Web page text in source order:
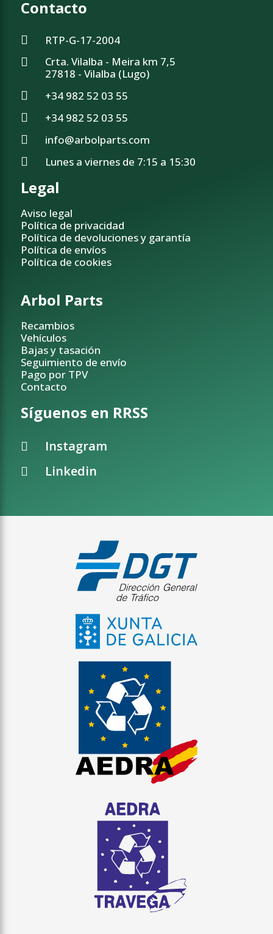
Contacto
RTP-G-17-2004
Crta. Vilalba - Meira km 7,5
27818 - Vilalba (Lugo)
+34 982 52 03 55
+34 982 52 03 55
info@arbolparts.com
Lunes a viernes de 7:15 a 15:30
Legal
Aviso legal
Política de privacidad
Política de devoluciones y garantía
Política de envíos
Política de cookies
Arbol Parts
Recambios
Vehículos
Bajas y tasación
Seguimiento de envío
Pago por TPV
Contacto
Síguenos en RRSS
Instagram
Linkedin